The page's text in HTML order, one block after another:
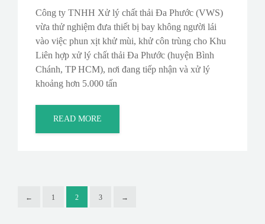
Công ty TNHH Xử lý chất thải Đa Phước (VWS)
vừa thử nghiệm đưa thiết bị bay không người lái
vào việc phun xịt khử mùi, khử côn trùng cho Khu
Liên hợp xử lý chất thải Đa Phước (huyện Bình
Chánh, TP HCM), nơi đang tiếp nhận và xử lý
khoảng hơn 5.000 tấn
READ MORE
← 1 2 3 →